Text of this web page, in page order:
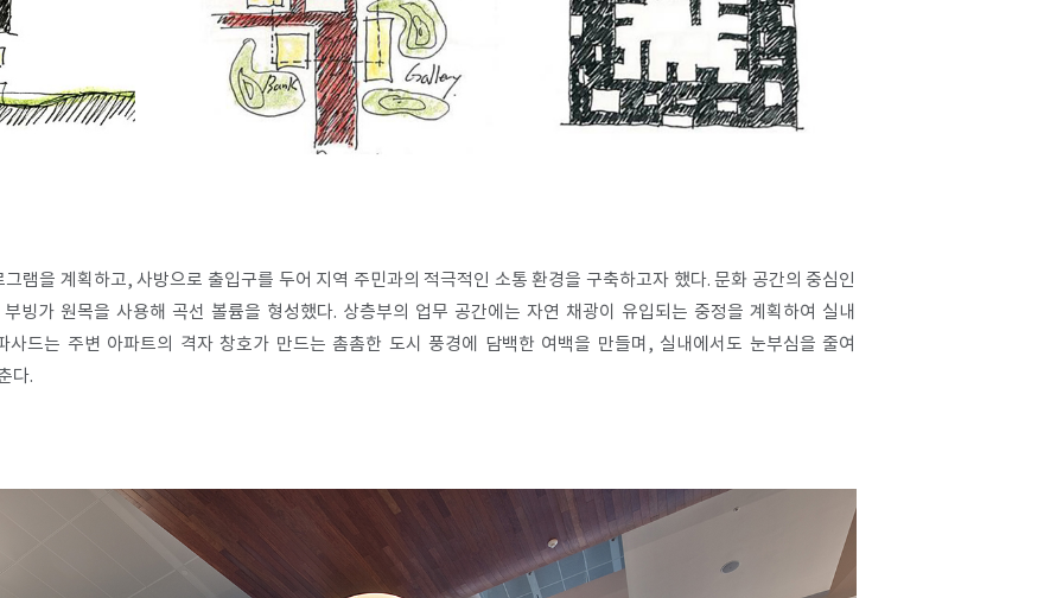
램을 계획하고, 사방으로 출입구를 두어 지역 주민과의 적극적인 소통 환경을 구축하고자 했다. 문화 공간의 중심인
빙가 원목을 사용해 곡선 볼륨을 형성했다. 상층부의 업무 공간에는 자연 채광이 유입되는 중정을 계획하여 실내
사드는 주변 아파트의 격자 창호가 만드는 촘촘한 도시 풍경에 담백한 여백을 만들며, 실내에서도 눈부심을 줄여
다.